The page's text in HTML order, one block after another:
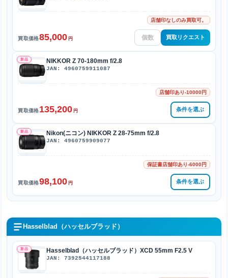
店舗印なしのみ買取可。
買取価格85,000 円 買取リクエスト
新品 NIKKOR Z 70-180mm f/2.8
JAN: 4960759911087
店舗印あり-10000円
買取価格135,200 円 条件を選ぶ
新品 Nikon(ニコン) NIKKOR Z 28-75mm f/2.8
JAN: 4960759909077
保証書店舗印あり-6000円
買取価格98,100 円 条件を選ぶ
Hasselblad（ハッセルブラッド）
新品 Hasselblad（ハッセルブラッド）XCD 55mm F2.5 V
JAN: 7392544117188